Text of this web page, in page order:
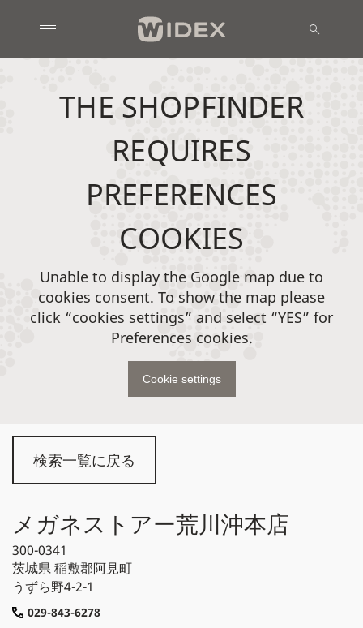
検索一覧に戻る
メガネストアー荒川沖本店
300-0341
茨城県稲敷郡阿見町
うずら野4-2-1
029-843-6278
THE SHOPFINDER
REQUIRES
PREFERENCES
COOKIES
Unable to display the Google map due to
cookies consent. To show the map please
click “cookies settings” and select “YES” for
Preferences cookies.
Cookie settings